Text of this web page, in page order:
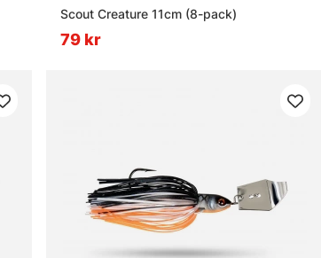
Scout Creature 11cm (8-pack)
79 kr